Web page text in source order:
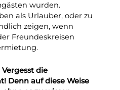
wurden.
als Urlauber, oder zu
zeigen, wenn
Freundeskreisen
Vergesst die
Denn auf diese Weise